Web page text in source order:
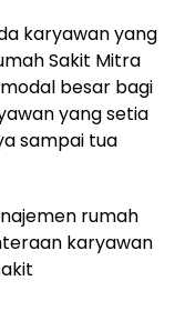
karyawan yang
Sakit Mitra
besar bagi
yang setia
sampai tua
rumah
karyawan